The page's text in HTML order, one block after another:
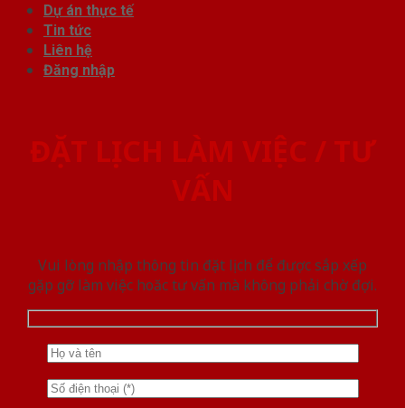
Dự án thực tế
Tin tức
Liên hệ
Đăng nhập
ĐẶT LỊCH LÀM VIỆC / TƯ
VẤN
Vui lòng nhập thông tin đặt lịch để được sắp xếp
gặp gỡ làm việc hoăc tư vấn mà không phải chờ đợi.